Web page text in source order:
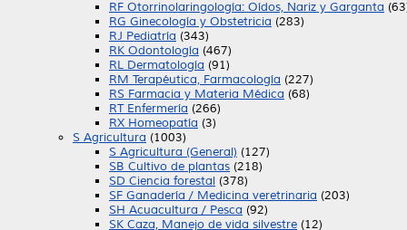
RF Otorrinolaringología: Oídos, Nariz y Garganta
RG Ginecología y Obstetricia (283)
RJ Pediatría (343)
RK Odontología (467)
RL Dermatología (91)
RM Terapéutica, Farmacología (227)
RS Farmacia y Materia Médica (68)
RT Enfermería (266)
RX Homeopatía (3)
S Agricultura (1003)
S Agricultura (General) (127)
SB Cultivo de plantas (218)
SD Ciencia forestal (378)
SF Ganadería / Medicina veretrinaria (203)
SH Acuacultura / Pesca (92)
SK Caza, Manejo de vida silvestre (12)